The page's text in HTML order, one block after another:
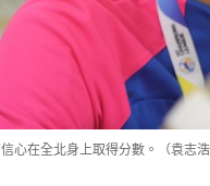
心在全北身上取得分數。（袁志